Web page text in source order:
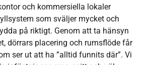
och kommersiella lokaler
som sväljer mycket och
på riktigt. Genom att ta hänsyn
dörrars placering och rumsflöde får
ser ut att ha ”alltid funnits där”. Vi